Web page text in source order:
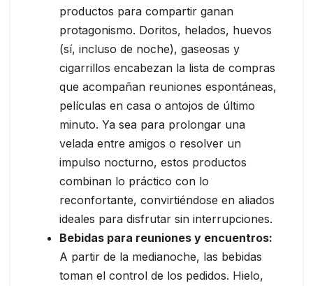
productos para compartir ganan
protagonismo. Doritos, helados, huevos
(sí, incluso de noche), gaseosas y
cigarrillos encabezan la lista de compras
que acompañan reuniones espontáneas,
películas en casa o antojos de último
minuto. Ya sea para prolongar una
velada entre amigos o resolver un
impulso nocturno, estos productos
combinan lo práctico con lo
reconfortante, convirtiéndose en aliados
ideales para disfrutar sin interrupciones.
Bebidas para reuniones y encuentros:
A partir de la medianoche, las bebidas
toman el control de los pedidos. Hielo,